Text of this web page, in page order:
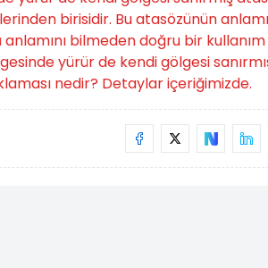
birisidir. Bu atasözünün
bilmeden doğru bir
yürür de kendi gölgesi
nedir? Detaylar içeriğimizde.